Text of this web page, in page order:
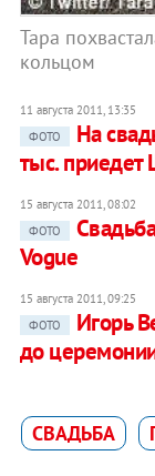
Тара
кольцом
11 августа 2011, 13:35
ФОТО
На
тыс. приедет
15 августа 2011, 08:02
ФОТО
Vogue
15 августа 2011, 09:25
ФОТО
Игорь
до
СВАДЬБА